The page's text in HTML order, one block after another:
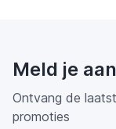
Meld je
Ontvang de
promoties